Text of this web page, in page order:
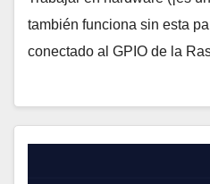
también funciona sin esta
conectado al GPIO de la